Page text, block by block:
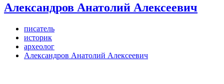
Александров Анатолий Алексеевич
писатель
историк
археолог
Александров Анатолий Алексеевич